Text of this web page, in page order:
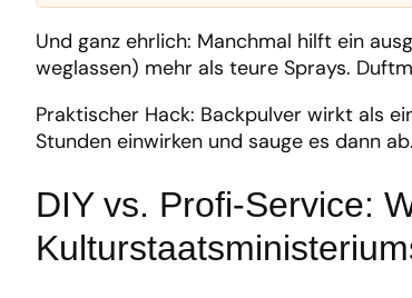
Und ganz ehrlich: Manchmal hilft ein
weglassen) mehr als teure Sprays.
Praktischer Hack: Backpulver wirkt als
Stunden einwirken und sauge es dann
DIY vs. Profi-Service: